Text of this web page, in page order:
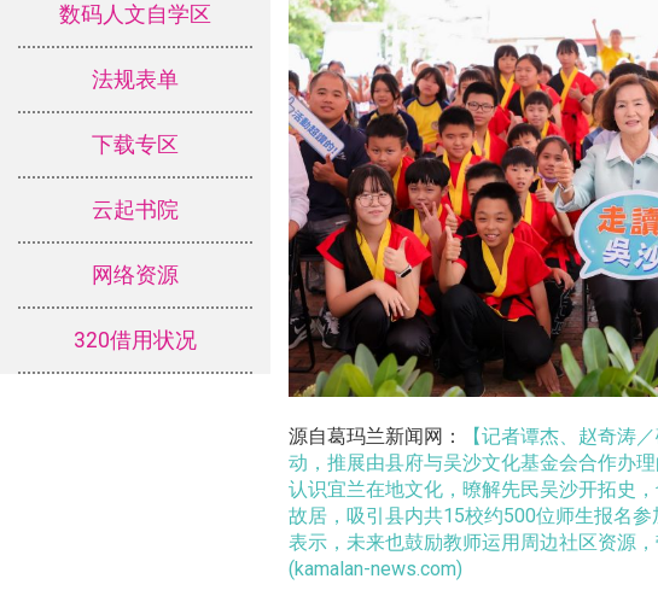
数码人文自学区
法规表单
下载专区
云起书院
网络资源
320借用状况
源自葛玛兰新闻网：
【记者谭杰、赵奇涛
动，推展由县府与吴沙文化基金会合作办
认识宜兰在地文化，暸解先民吴沙开拓史
故居，吸引县内共15校约500位师生报名
表示，未来也鼓励教师运用周边社区资源
(kamalan-news.com)